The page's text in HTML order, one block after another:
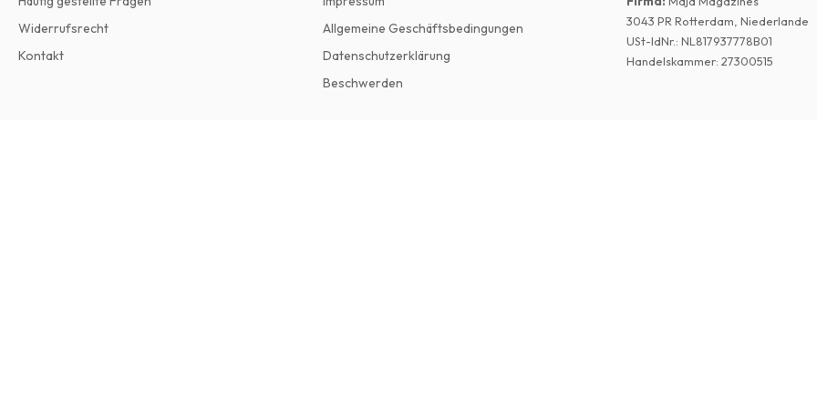
Widerrufsrecht
Kontakt
Allgemeine Geschäftsbedingungen
Datenschutzerklärung
Beschwerden
3043 PR Rotterdam, Niederlande
USt-IdNr.: NL817937778B01
Handelskammer: 27300515